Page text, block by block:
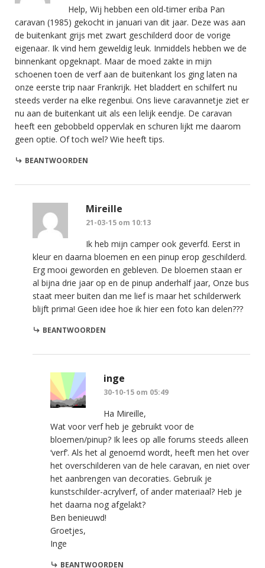
Help, Wij hebben een old-timer eriba Pan
caravan (1985) gekocht in januari van dit jaar. Deze was aan
de buitenkant grijs met zwart geschilderd door de vorige
eigenaar. Ik vind hem geweldig leuk. Inmiddels hebben we de
binnenkant opgeknapt. Maar de moed zakte in mijn
schoenen toen de verf aan de buitenkant los ging laten na
onze eerste trip naar Frankrijk. Het bladdert en schilfert nu
steeds verder na elke regenbui. Ons lieve caravannetje ziet er
nu aan de buitenkant uit als een lelijk eendje. De caravan
heeft een gebobbeld oppervlak en schuren lijkt me daarom
geen optie. Of toch wel? Wie heeft tips.
BEANTWOORDEN
Mireille
21-03-15 om 10:13
Ik heb mijn camper ook geverfd. Eerst in
kleur en daarna bloemen en een pinup erop geschilderd.
Erg mooi geworden en gebleven. De bloemen staan er
al bijna drie jaar op en de pinup anderhalf jaar, Onze bus
staat meer buiten dan me lief is maar het schilderwerk
blijft prima! Geen idee hoe ik hier een foto kan delen???
BEANTWOORDEN
inge
30-10-15 om 05:49
Ha Mireille,
Wat voor verf heb je gebruikt voor de
bloemen/pinup? Ik lees op alle forums steeds alleen
‘verf’. Als het al genoemd wordt, heeft men het over
het overschilderen van de hele caravan, en niet over
het aanbrengen van decoraties. Gebruik je
kunstschilder-acrylverf, of ander materiaal? Heb je
het daarna nog afgelakt?
Ben benieuwd!
Groetjes,
Inge
BEANTWOORDEN